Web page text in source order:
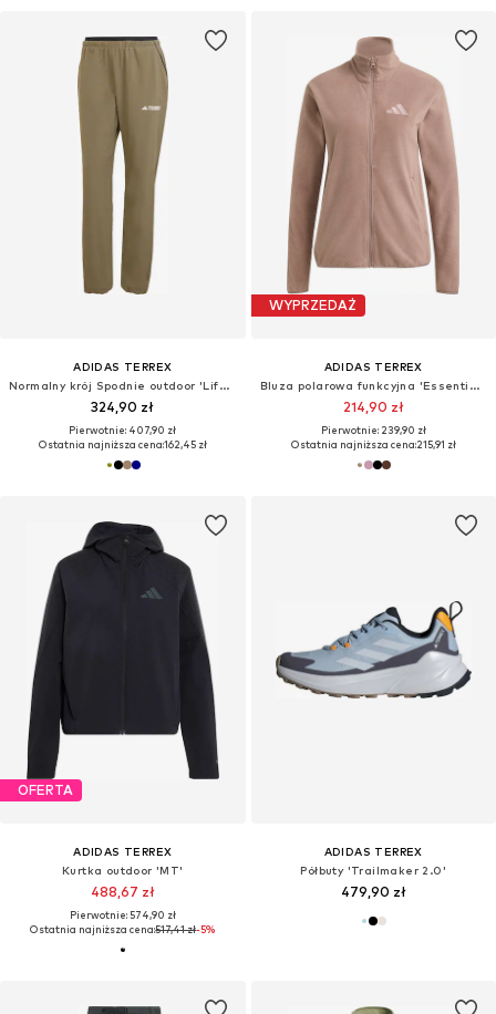
ADIDAS TERREX
Normalny krój Spodnie outdoor 'Lifeflex'
324,90 zł
Pierwotnie: 407,90 zł
Ostatnia najniższa cena:162,45 zł
WYPRZEDAŻ
ADIDAS TERREX
Bluza polarowa funkcyjna 'Essentials'
214,90 zł
Pierwotnie: 239,90 zł
Ostatnia najniższa cena:215,91 zł
OFERTA
ADIDAS TERREX
Kurtka outdoor 'MT'
488,67 zł
Pierwotnie: 574,90 zł
Ostatnia najniższa cena:517,41 zł-5%
ADIDAS TERREX
Półbuty 'Trailmaker 2.0'
479,90 zł